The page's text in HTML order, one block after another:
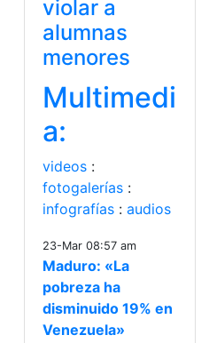
violar a
alumnas
menores
Multimedi
a:
videos :
fotogalerías :
infografías : audios
23-Mar 08:57 am
Maduro: «La
pobreza ha
disminuido 19% en
Venezuela»